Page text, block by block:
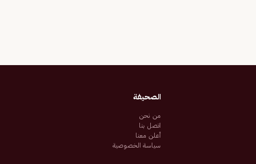
الصحيفة
من نحن
اتصل بنا
أعلن معنا
سياسة الخصوصية